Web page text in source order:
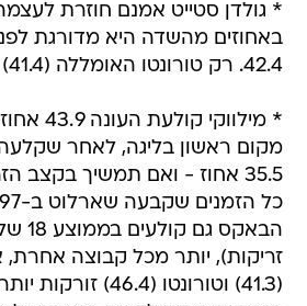
* גולדן סטייט אמנם חוזרת
באחוזים מהשדה היא מדורגת
42.4. רק טורונטו האומללה (41.4) מתחתיה.
*
מקום ראשון בליגה, לאחר
35.5 אחוז - ואם תמשיך בקצב
זריקות), יותר מכל קבוצה
(41.3) וטורונטו (46.4)